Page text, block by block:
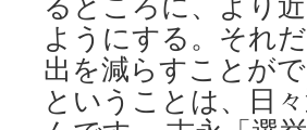
ようにする。それ
出を減らすことが
ということは、日